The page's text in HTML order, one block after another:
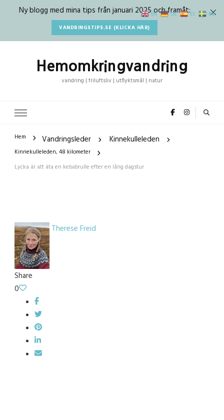
Ny blogg med mina tips från januari 2025 och framåt:
VANDRINGSTIPS.SE (KLICKA HÄR)
Hemomkringvandring
vandring | friluftsliv | utflyktsmål | natur
Hem Vandringsleder Kinnekulleleden
Kinnekulleleden, 48 kilometer
Lycka är att äta en kebabrulle efter en lång dagstur
Therese Freid
Share
0
EN DE ES SV